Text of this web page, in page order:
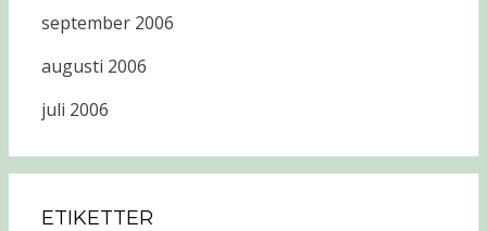
september 2006
augusti 2006
juli 2006
ETIKETTER